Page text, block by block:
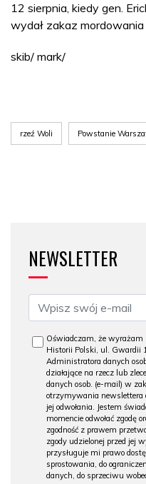
12 sierpnia, kiedy gen.
wydał zakaz
skib/ mark/
rzeź Woli Powstanie
NEWSLETTER
Oświadczam, że wyrażam
Historii Polski, ul. Gwardii
Administratora danych
działające na rzecz lub
danych osob. (e-mail) w
otrzymywania newslettera
jej odwołania. Jestem
momencie odwołać zgodę
zgodność z prawem
zgody udzielonej przed jej
przysługuje mi prawo
sprostowania, do
danych, do sprzeciwu